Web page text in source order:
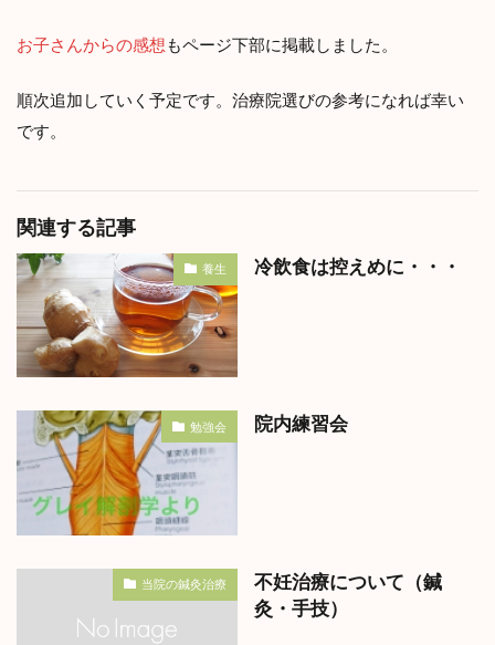
お子さんからの感想もページ下部に掲載しました。
順次追加していく予定です。治療院選びの参考になれば幸い
です。
関連する記事
養生 冷飲食は控えめに・・・
勉強会 院内練習会
当院の鍼灸治療
不妊治療について（鍼
灸・手技）